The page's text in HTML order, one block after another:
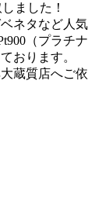
ました！
ネタなど人
（プラチ
おります。
蔵質店へご依